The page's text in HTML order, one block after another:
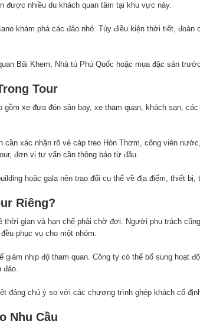
được nhiều du khách quan tâm tại khu vực này.
khám phá các đảo nhỏ. Tùy điều kiện thời tiết, đoàn
Bãi Khem, Nhà tù Phú Quốc hoặc mua đặc sản
Tour
gồm xe đưa đón sân bay, xe tham quan, khách sạn,
xác nhận rõ vé cáp treo Hòn Thơm, công viên
đơn vị tư vấn cần thông báo từ đầu.
hoặc gala nên trao đổi cụ thể về địa điểm, thiết
Riêng?
thời gian và hạn chế phải chờ đợi. Người phụ trách
phục vụ cho một nhóm.
nhịp độ tham quan. Công ty có thể bổ sung hoạt
đảo.
đáng chú ý so với các chương trình ghép khách cố
Nhu Cầu